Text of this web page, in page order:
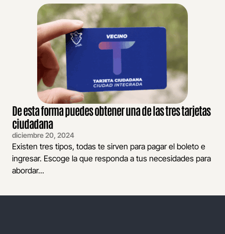
De esta forma puedes obtener una de las tres tarjetas
ciudadana
diciembre 20, 2024
Existen tres tipos, todas te sirven para pagar el boleto e
ingresar. Escoge la que responda a tus necesidades para
abordar...